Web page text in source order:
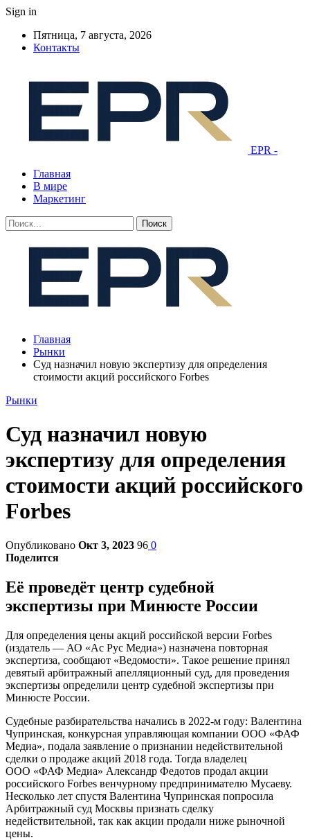
Sign in
Пятница, 7 августа, 2026
Контакты
EPR -
Главная
В мире
Маркетинг
Главная
Рынки
Суд назначил новую экспертизу для определения
стоимости акций российского Forbes
Рынки
Суд назначил новую
экспертизу для определения
стоимости акций российского
Forbes
Опубликовано Окт 3, 2023 96 0
Поделится
Её проведёт центр судебной
экспертизы при Минюсте России
Для определения цены акций российской версии Forbes
(издатель — АО «Ас Рус Медиа») назначена повторная
экспертиза, сообщают «Ведомости». Такое решение принял
девятый арбитражный апелляционный суд, для проведения
экспертизы определили центр судебной экспертизы при
Минюсте России.
Судебные разбирательства начались в 2022-м году: Валентина
Чупринская, конкурсная управляющая компании ООО «ФАФ
Медиа», подала заявление о признании недействительной
сделки о продаже акций 2018 года. Тогда владелец
ООО «ФАФ Медиа» Александр Федотов продал акции
российского Forbes венчурному предпринимателю Мусаеву.
Несколько лет спустя Валентина Чупринская попросила
Арбитражный суд Москвы признать сделку
недействительной, так как акции продали ниже рыночной
цены.